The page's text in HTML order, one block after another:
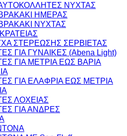
ΝΥΧΤΑΣ
ΗΜΕΡΑΣ
ΝΥΧΤΑΣ
ΣΤΕΡΕΩΣΗΣ ΣΕΡΒΙΕΤΑΣ
ΓΙΑ ΓΥΝΑΙΚΕΣ (Abena Light)
ΓΙΑ ΜΕΤΡΙΑ ΕΩΣ ΒΑΡΙΑ
ΓΙΑ ΕΛΑΦΡΙΑ ΕΩΣ ΜΕΤΡΙΑ
ΛΟΧΕΙΑΣ
ΓΙΑ ΑΝΔΡΕΣ